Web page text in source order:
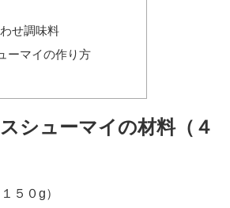
せ調味料
ーマイの作り方
シューマイの材料（４
５０g）